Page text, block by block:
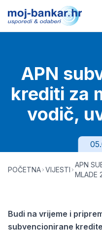
APN
krediti za
vodič,
POČETNA VIJESTI
APN
MLADE
Budi na vrijeme i
subvencionirane